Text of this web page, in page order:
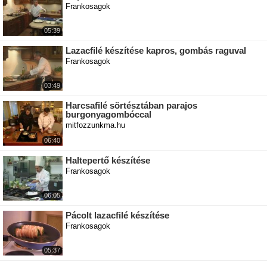
05:39
Frankosagok
03:49
Lazacfilé készítése kapros, gombás raguval
Frankosagok
06:40
Harcsafilé sörtésztában parajos
burgonyagombóccal
mitfozzunkma.hu
06:05
Haltepertő készítése
Frankosagok
05:37
Pácolt lazacfilé készítése
Frankosagok